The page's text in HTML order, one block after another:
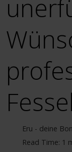
Eru - deine
Read Time: 1